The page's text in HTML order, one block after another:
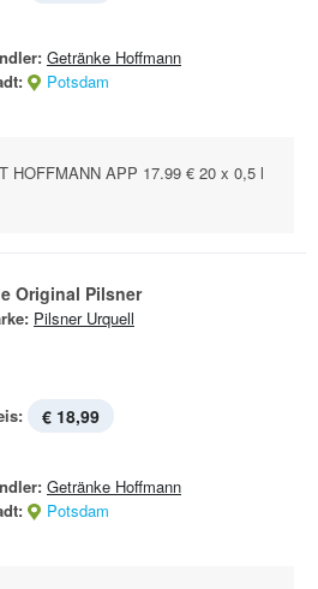
Getränke Hoffmann
Potsdam
HOFFMANN APP 17.99 € 20 x 0,5 l
The Original Pilsner
Pilsner Urquell
€ 18,99
Getränke Hoffmann
Potsdam